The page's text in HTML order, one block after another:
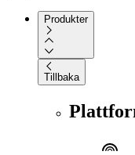
Produkter
Tillbaka